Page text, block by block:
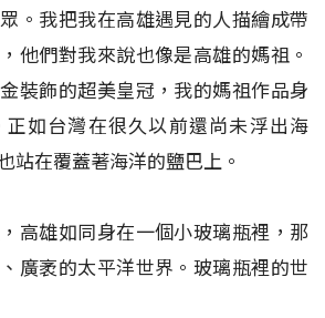
。我把我在高雄遇見的人描繪成帶
他們對我來說也像是高雄的媽祖。
裝飾的超美皇冠，我的媽祖作品身
正如台灣在很久以前還尚未浮出海
站在覆蓋著海洋的鹽巴上。
高雄如同身在一個小玻璃瓶裡，那
廣袤的太平洋世界。玻璃瓶裡的世